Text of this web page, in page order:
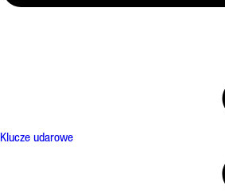
Klucze udarowe